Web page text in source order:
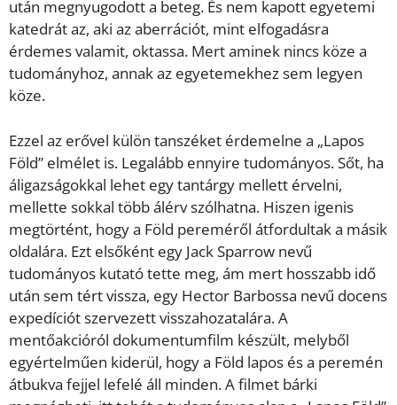
után megnyugodott a beteg. És nem kapott egyetemi
katedrát az, aki az aberrációt, mint elfogadásra
érdemes valamit, oktassa. Mert aminek nincs köze a
tudományhoz, annak az egyetemekhez sem legyen
köze.
Ezzel az erővel külön tanszéket érdemelne a „Lapos
Föld” elmélet is. Legalább ennyire tudományos. Sőt, ha
áligazságokkal lehet egy tantárgy mellett érvelni,
mellette sokkal több álérv szólhatna. Hiszen igenis
megtörtént, hogy a Föld pereméről átfordultak a másik
oldalára. Ezt elsőként egy Jack Sparrow nevű
tudományos kutató tette meg, ám mert hosszabb idő
után sem tért vissza, egy Hector Barbossa nevű docens
expedíciót szervezett visszahozatalára. A
mentőakcióról dokumentumfilm készült, melyből
egyértelműen kiderül, hogy a Föld lapos és a peremén
átbukva fejjel lefelé áll minden. A filmet bárki